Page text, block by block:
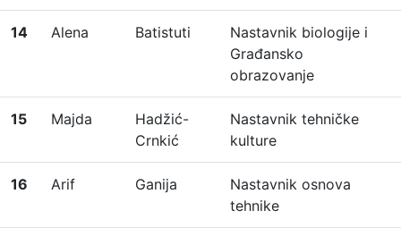
14 Alena Batistuti
Nastavnik biologije i
Građansko
obrazovanje
15 Majda
Hadžić-
Crnkić
Nastavnik tehničke
kulture
16 Arif Ganija
Nastavnik osnova
tehnike